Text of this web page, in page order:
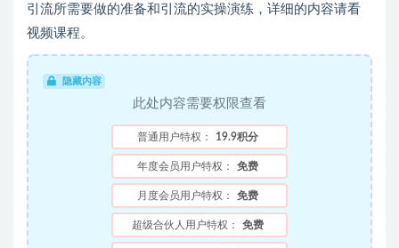
引流所需要做的准备和引流的实操演练，详细的内容请看
视频课程。
隐藏内容
此处内容需要权限查看
普通用户特权： 19.9积分
年度会员用户特权： 免费
月度会员用户特权： 免费
超级合伙人用户特权： 免费